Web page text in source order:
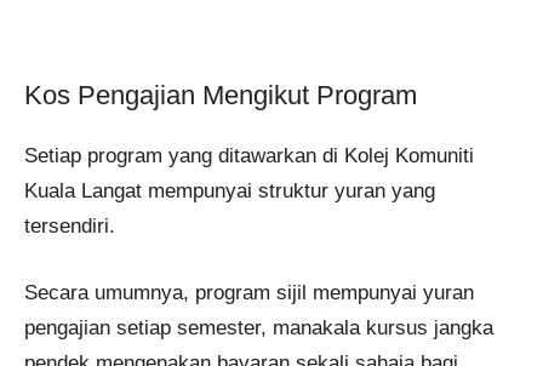
Kos Pengajian Mengikut Program
Setiap program yang ditawarkan di Kolej Komuniti
Kuala Langat mempunyai struktur yuran yang
tersendiri.
Secara umumnya, program sijil mempunyai yuran
pengajian setiap semester, manakala kursus jangka